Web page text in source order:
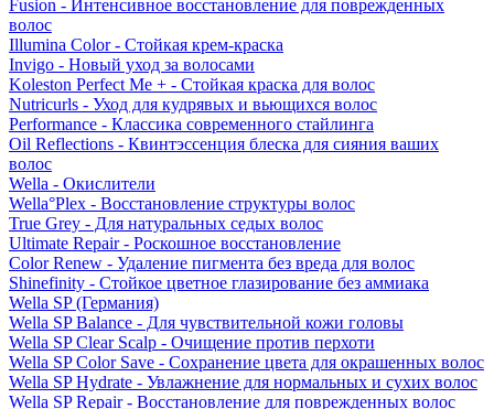
Fusion - Интенсивное восстановление для поврежденных
волос
Illumina Color - Стойкая крем-краска
Invigo - Новый уход за волосами
Koleston Perfect Me + - Стойкая краска для волос
Nutricurls - Уход для кудрявых и вьющихся волос
Performance - Классика современного стайлинга
Oil Reflections - Квинтэссенция блеска для сияния ваших
волос
Wella - Окислители
Wella°Plex - Восстановление структуры волос
True Grey - Для натуральных седых волос
Ultimate Repair - Роскошное восстановление
Color Renew - Удаление пигмента без вреда для волос
Shinefinity - Стойкое цветное глазирование без аммиака
Wella SP (Германия)
Wella SP Balance - Для чувствительной кожи головы
Wella SP Clear Scalp - Очищение против перхоти
Wella SP Color Save - Сохранение цвета для окрашенных волос
Wella SP Hydrate - Увлажнение для нормальных и сухих волос
Wella SP Repair - Восстановление для поврежденных волос